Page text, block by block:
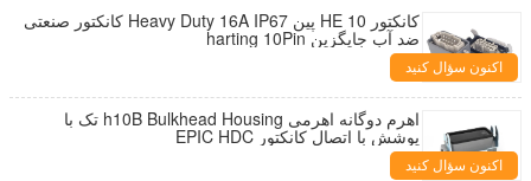
کانکتور HE 10 پین Heavy Duty 16A IP67 کانکتور صنعتی
ضد آب جایگزین harting 10Pin
اکنون سؤال کنید
اهرم دوگانه اهرمی h10B Bulkhead Housing تک با
پوشش با اتصال کانکتور EPIC HDC
اکنون سؤال کنید